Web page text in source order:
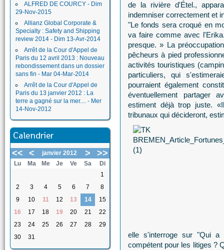
ALFRED DE COURCY - Dim
29-Nov-2015
Allianz Global Corporate &
Specialty : Safety and Shipping
review 2014 - Dim 13-Avr-2014
Arrêt de la Cour d'Appel de
Paris du 12 avril 2013 : Nouveau
rebondissement dans un dossier
sans fin - Mar 04-Mar-2014
Arrêt de la Cour d'Appel de
Paris du 13 janvier 2012 : La
terre a gagné sur la mer.... - Mer
14-Nov-2012
Calendrier
<< < janvier 2012 > >>
Lu Ma Me Je Ve Sa
Di
1
2
3 4 5 6 7
8
9
10 11 12 13 14
15
16
17 18 19 20 21
22
23
24 25 26 27 28
29
30
31
de la rivière d'Étel.,
indemniser correctement et
"Le fonds sera croqué en
va faire comme avec
presque. » La
pêcheurs à pied
activités touristiques
particuliers, qui
pourraient également
éventuellement partager
estiment déjà trop juste.
tribunaux qui décideront,
elle s'interroge sur "Qui
compétent pour les litiges ?